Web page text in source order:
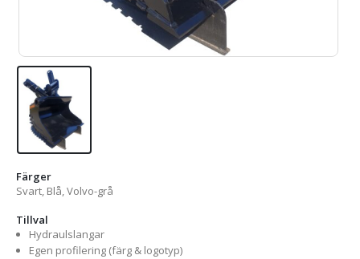
Färger
Svart, Blå, Volvo-grå
Tillval
Hydraulslangar
Egen profilering (färg & logotyp)